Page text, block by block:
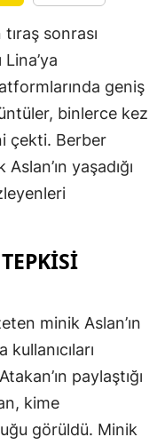
Çorum
Diyarbakır
Edirne
Gümüşhane
tıraş sonrası
geniş
binlerce kez
çekti. Berber
yaşadığı
minik Aslan’ın
paylaştığı
kime
görüldü. Minik